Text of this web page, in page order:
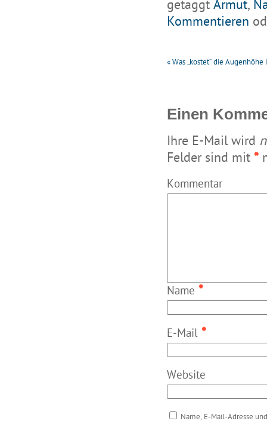
getaggt Armut,
Kommentieren
«Was „kostet“ die
Einen
Ihre E-Mail wird
Felder sind mit *
Kommentar
Name *
E-Mail *
Website
Name, E-Mail-Adresse